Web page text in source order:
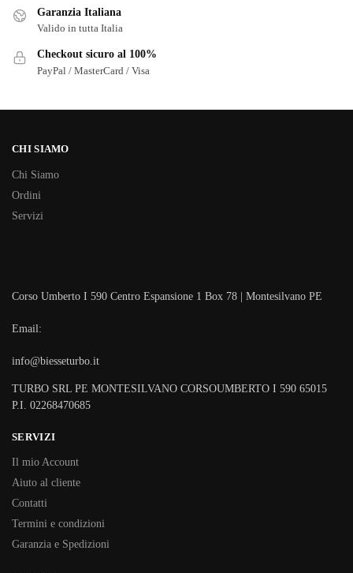
Garanzia Italiana
Valido in tutta Italia
Checkout sicuro al 100%
PayPal / MasterCard / Visa
CHI SIAMO
Chi Siamo
Ordini
Servizi
Corso Umberto I 590 Centro Espansione 1 Box 78 | Montesilvano PE
Email:
info@biesseturbo.it
TURBO SRL PE MONTESILVANO CORSOUMBERTO I 590 65015
P.I. 02268470685
SERVIZI
Il mio Account
Aiuto al cliente
Contatti
Termini e condizioni
Garanzia e Spedizioni